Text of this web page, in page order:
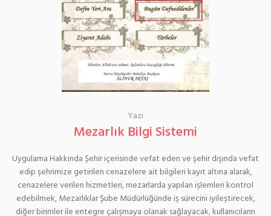
Yazı
Mezarlık Bilgi Sistemi
Uygulama Hakkında Şehir içerisinde vefat eden ve şehir dışında vefat
edip şehrimize getirilen cenazelere ait bilgileri kayıt altına alarak,
cenazelere verilen hizmetleri, mezarlarda yapılan işlemleri kontrol
edebilmek, Mezarlıklar Şube Müdürlüğünde iş sürecini iyileştirecek,
diğer birimler ile entegre çalışmaya olanak sağlayacak, kullanıcıların